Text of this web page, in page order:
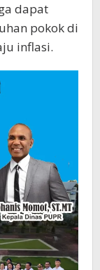
dapat
pokok di
inflasi.